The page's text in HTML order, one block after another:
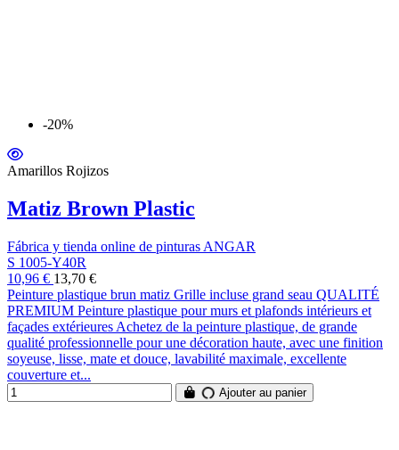
-20%
Amarillos Rojizos
Matiz Brown Plastic
Fábrica y tienda online de pinturas ANGAR
S 1005-Y40R
10,96 € 13,70 €
Peinture plastique brun matiz Grille incluse grand seau QUALITÉ
PREMIUM Peinture plastique pour murs et plafonds intérieurs et
façades extérieures Achetez de la peinture plastique, de grande
qualité professionnelle pour une décoration haute, avec une finition
soyeuse, lisse, mate et douce, lavabilité maximale, excellente
couverture et...
Ajouter au panier